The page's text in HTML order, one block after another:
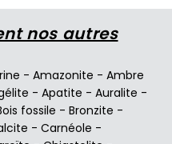
nos autres
- Amazonite - Ambre
- Apatite - Auralite -
fossile - Bronzite -
- Carnéole -